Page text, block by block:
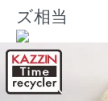
ズ相当